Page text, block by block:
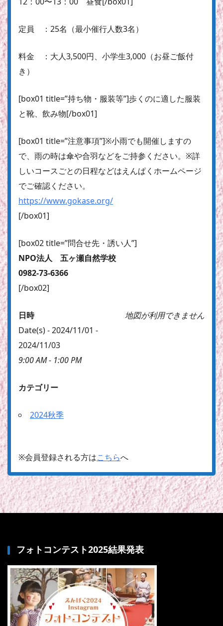
定員 ：25名（最小催行人数3名）
料金 ：大人3,500円、小学生3,000（お昼ご飯付
き）
[box01 title=”持ち物・服装等”]歩くのに適した服装
と靴、飲み物[/box01]
[box01 title=”注意事項”]※小雨でも開催しますの
で、雨の時は傘や合羽などをご持参ください。※詳
しいコースごとの日程などはえんぱくホームページ
でご確認ください。
https://www.gokase.org/
[/box01]
[box02 title=”問合せ先・誘い人”]
NPO法人 五ヶ瀬自然学校
0982-73-6366
[/box02]
地図が利用できません
日時
Date(s) - 2024/11/01 -
2024/11/03
9:00 AM - 1:00 PM
カテゴリー
2024秋季
※会員登録される方はこちらへ
フォトコンテスト2025結果発表